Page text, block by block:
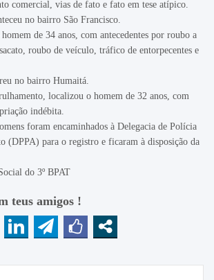
comercial, vias de fato e fato em tese atípico.
no bairro São Francisco.
de 34 anos, com antecedentes por roubo a
roubo de veículo, tráfico de entorpecentes e
no bairro Humaitá.
localizou o homem de 32 anos, com
indébita.
foram encaminhados à Delegacia de Polícia
(DPPA) para o registro e ficaram à disposição da
do 3º BPAT
teus amigos !